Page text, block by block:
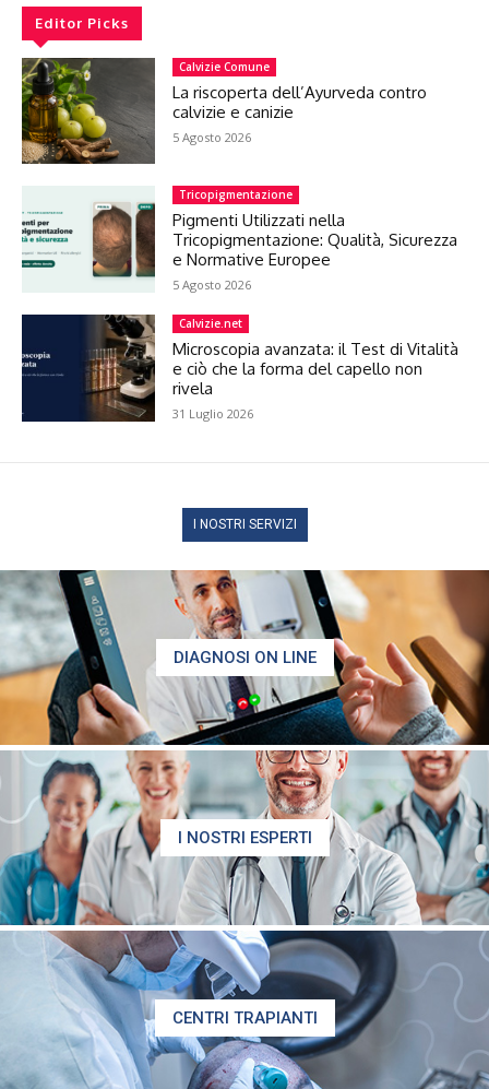
Editor Picks
Calvizie Comune
La riscoperta dell’Ayurveda contro
calvizie e canizie
5 Agosto 2026
Tricopigmentazione
Pigmenti Utilizzati nella
Tricopigmentazione: Qualità, Sicurezza
e Normative Europee
5 Agosto 2026
Calvizie.net
Microscopia avanzata: il Test di Vitalità
e ciò che la forma del capello non
rivela
31 Luglio 2026
I NOSTRI SERVIZI
DIAGNOSI ON LINE
I NOSTRI ESPERTI
CENTRI TRAPIANTI